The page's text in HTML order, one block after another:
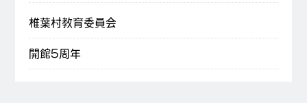
椎葉村教育委員会
開館5周年